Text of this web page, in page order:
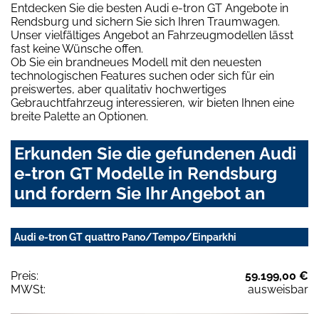
Entdecken Sie die besten Audi e-tron GT Angebote in
Rendsburg und sichern Sie sich Ihren Traumwagen.
Unser vielfältiges Angebot an Fahrzeugmodellen lässt
fast keine Wünsche offen.
Ob Sie ein brandneues Modell mit den neuesten
technologischen Features suchen oder sich für ein
preiswertes, aber qualitativ hochwertiges
Gebrauchtfahrzeug interessieren, wir bieten Ihnen eine
breite Palette an Optionen.
Erkunden Sie die gefundenen Audi
e-tron GT Modelle in Rendsburg
und fordern Sie Ihr Angebot an
Audi e-tron GT quattro Pano/Tempo/Einparkhi
Preis:
59.199,00 €
MWSt:
ausweisbar